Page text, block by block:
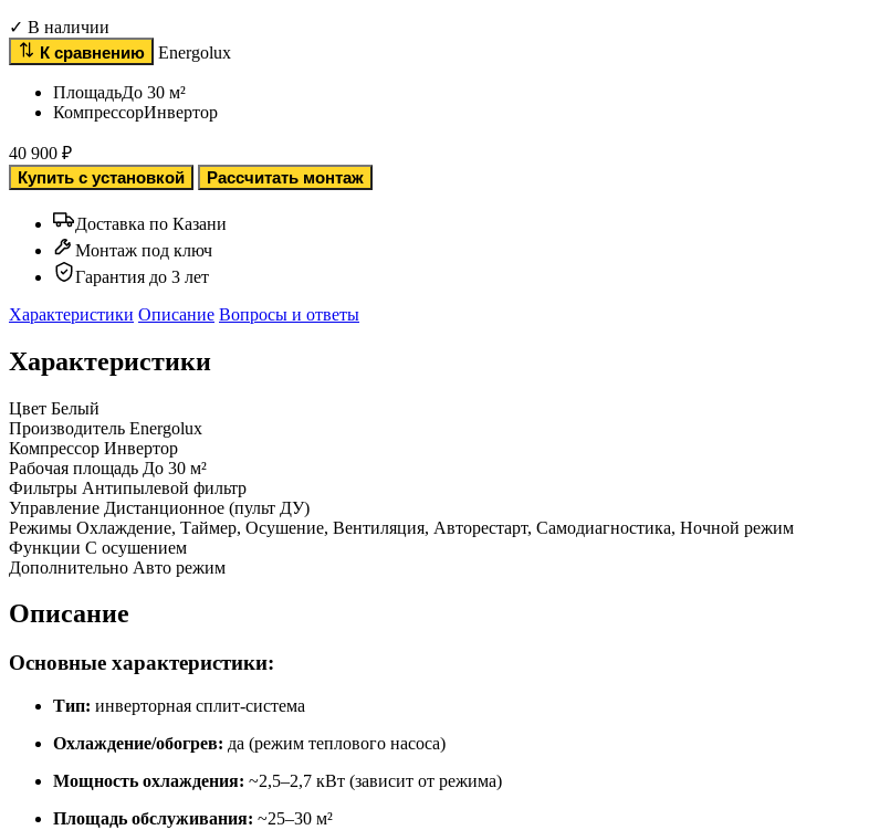
✓ В наличии
К сравнению
Energolux
ПлощадьДо 30 м²
КомпрессорИнвертор
40 900 ₽
Купить с установкой
Рассчитать монтаж
Доставка по Казани
Монтаж под ключ
Гарантия до 3 лет
Характеристики Описание Вопросы и ответы
Характеристики
Цвет Белый
Производитель Energolux
Компрессор Инвертор
Рабочая площадь До 30 м²
Фильтры Антипылевой фильтр
Управление Дистанционное (пульт ДУ)
Режимы Охлаждение, Таймер, Осушение, Вентиляция, Авторестарт, Самодиагностика, Ночной режим
Функции С осушением
Дополнительно Авто режим
Описание
Основные характеристики:
Тип: инверторная сплит-система
Охлаждение/обогрев: да (режим теплового насоса)
Мощность охлаждения: ~2,5–2,7 кВт (зависит от режима)
Площадь обслуживания: ~25–30 м²